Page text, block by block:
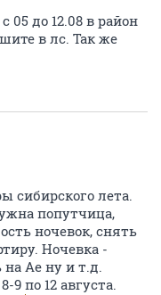
05 до 12.08 в район
в лс. Так же
сибирского лета.
попутчица,
ночевок, снять
Ночевка -
на Ае ну и т.д.
по 12 августа.